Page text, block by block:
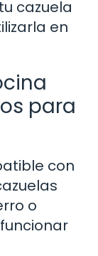
cazuela
en
para
con
o